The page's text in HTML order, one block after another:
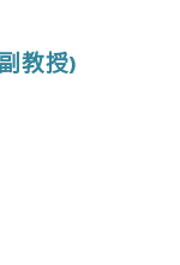
教授)